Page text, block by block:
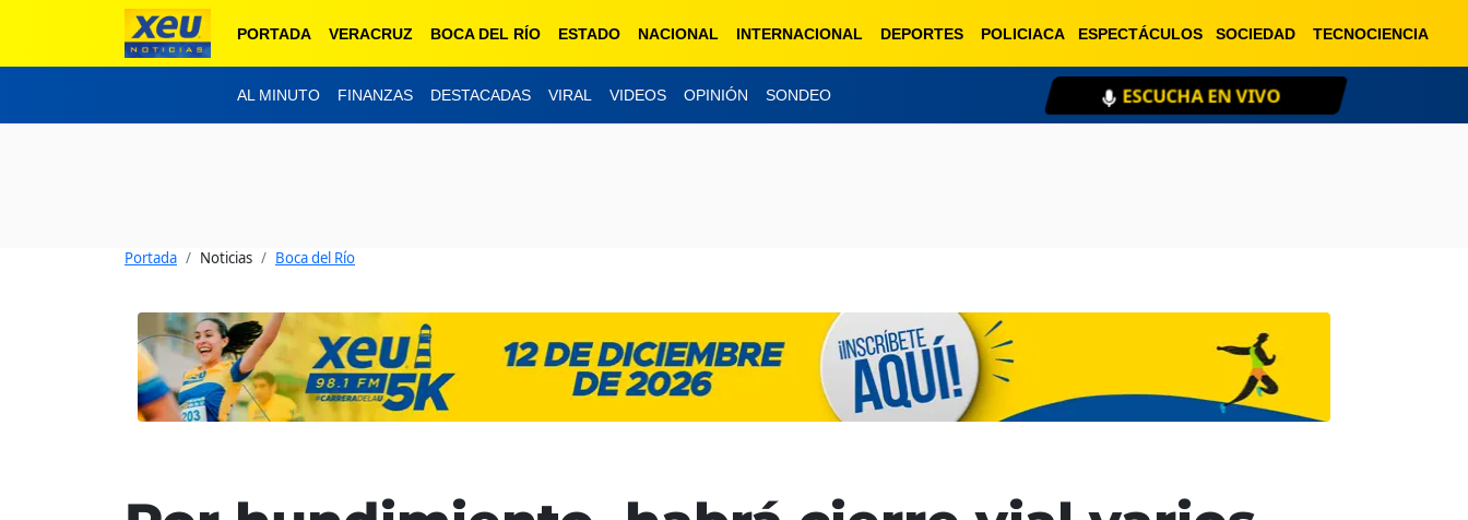
PORTADA VERACRUZ BOCA DEL RÍO ESTADO NACIONAL INTERNACIONAL DEPORTES POLICIACA ESPECTÁCULOS SOCIEDAD TECNOCIENCIA
AL MINUTO FINANZAS DESTACADAS VIRAL VIDEOS OPINIÓN SONDEO ESCUCHA EN VIVO
Portada Noticias Boca del Río